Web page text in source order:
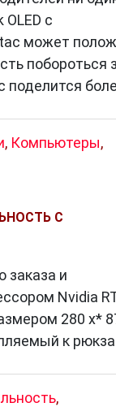
не
технологий.
с
может
побороться
поделится
, Компьютеры,
С
заказа и
Nvidia
280 x*
к
,